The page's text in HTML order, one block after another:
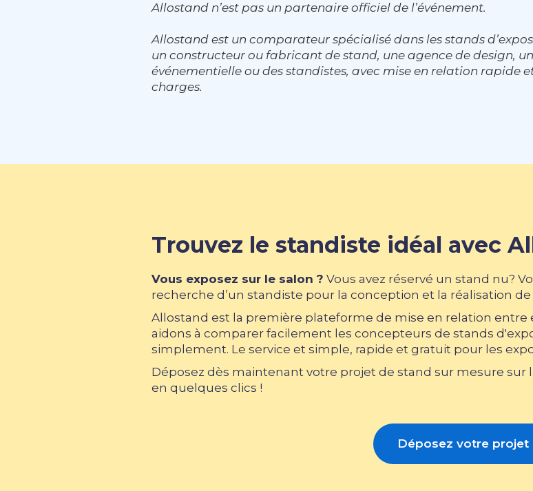
Allostand n’est pas un partenaire officiel de l’événement.
Allostand est un comparateur spécialisé dans les stands
un constructeur ou fabricant de stand, une agence de design,
événementielle ou des standistes, avec mise en relation rapide
charges.
Trouvez le standiste idéal avec
Vous exposez sur le salon ? Vous avez réservé un stand nu?
recherche d’un standiste pour la conception et la réalisation
Allostand est la première plateforme de mise en relation entre
aidons à comparer facilement les concepteurs de stands
simplement. Le service et simple, rapide et gratuit pour les
Déposez dès maintenant votre projet de stand sur mesure sur
en quelques clics !
Déposez votre projet